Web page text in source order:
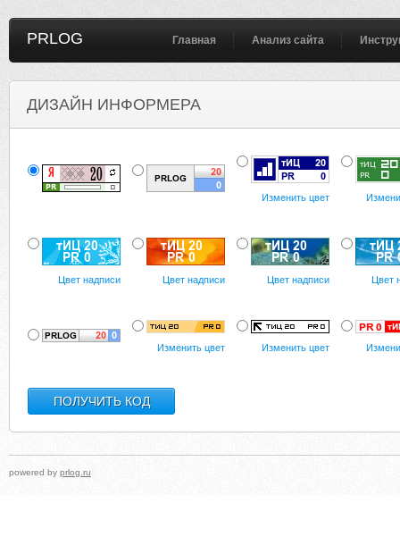
PRLOG Главная Анализ сайта
ДИЗАЙН ИНФОРМЕРА
Изменить цвет
Цвет надписи Цвет надписи Цвет надписи Цвет
Изменить цвет Изменить цвет
powered by prlog.ru